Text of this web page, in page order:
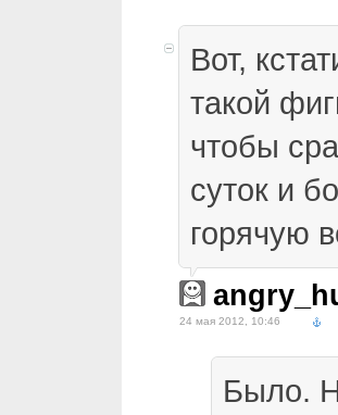
Вот,
такой
чтобы
суток и
горячую
24 мая 2012, 10:46
Было.